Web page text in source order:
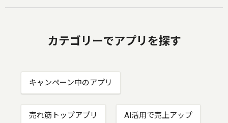
カテゴリーでアプリを探す
キャンペーン中のアプリ
売れ筋トップアプリ AI活用で売上アップ